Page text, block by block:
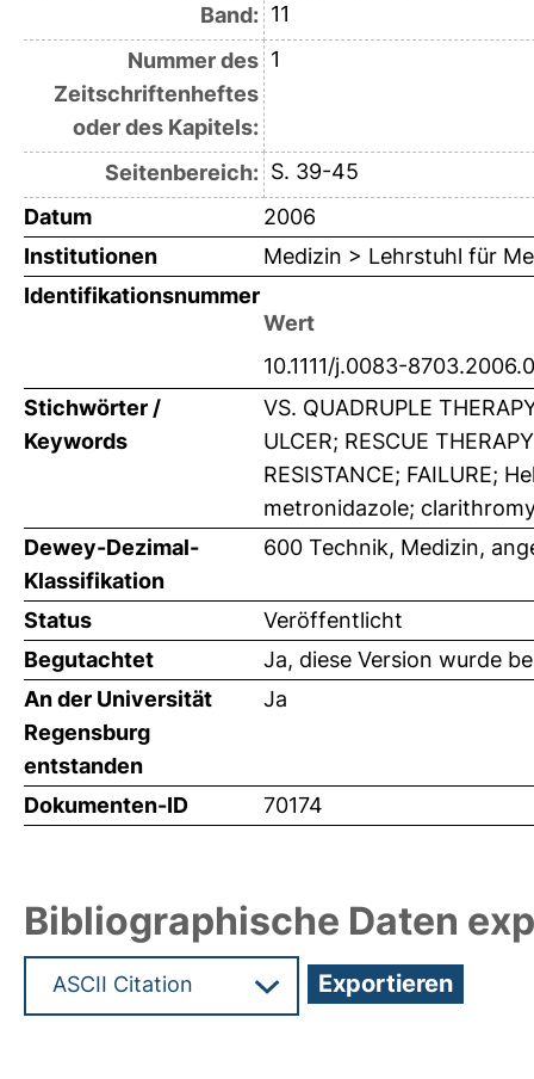
Band: 11
Nummer des
Zeitschriftenheftes
oder des Kapitels:
1
Seitenbereich: S. 39-45
Datum
2006
Institutionen
Medizin > Lehrstuhl für
Identifikationsnummer
Wert
10.1111/j.0083-
Stichwörter /
Keywords
VS. QUADRUPLE
ULCER; RESCUE
RESISTANCE; FAILURE;
metronidazole;
Dewey-Dezimal-
Klassifikation
600 Technik, Medizin,
Status
Veröffentlicht
Begutachtet
Ja, diese Version wurde
An der Universität
Regensburg
entstanden
Ja
Dokumenten-ID 70174
Bibliographische Daten